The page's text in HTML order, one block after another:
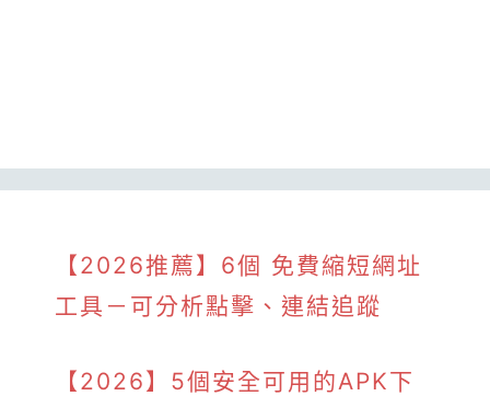
【2026推薦】6個 免費縮短網址
工具－可分析點擊、連結追蹤
【2026】5個安全可用的APK下